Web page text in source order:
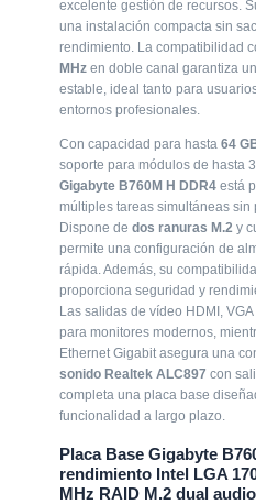
soporte para módulos de hasta
Gigabyte B760M H DDR4está
múltiples tareas simultáneas
Dispone dedos ranuras M.2y
permite una configuración de
rápida. Además, su
Las salidas de vídeo HDMI,
para monitores modernos,
Ethernet Gigabit asegura una
sonido Realtek ALC897con
completa una placa base
funcionalidad a largo plazo.
Placa Base
B760M H
rendimiento
1700 soporte
MHz RAID
7.1
excelente gestión de recursos.
una instalación compacta sin
rendimiento. La compatibilidad
MHzen doble canal garantiza
estable, ideal tanto para
entornos profesionales.
Con capacidad para hasta 64
soporte para módulos de hasta
Gigabyte B760M H DDR4está
múltiples tareas simultáneas sin
Dispone de dos ranuras M.2 y
permite una configuración de
rápida. Además, su
proporciona seguridad y
Las salidas de vídeo HDMI,
para monitores modernos,
Ethernet Gigabit asegura una
sonido Realtek ALC897 con
completa una placa base
funcionalidad a largo plazo.
Placa Base Gigabyte
rendimiento Intel LGA
MHz RAID M.2 dual